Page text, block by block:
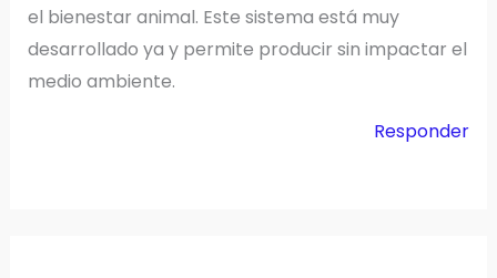
el bienestar animal. Este sistema está muy
desarrollado ya y permite producir sin impactar el
medio ambiente.
Responder